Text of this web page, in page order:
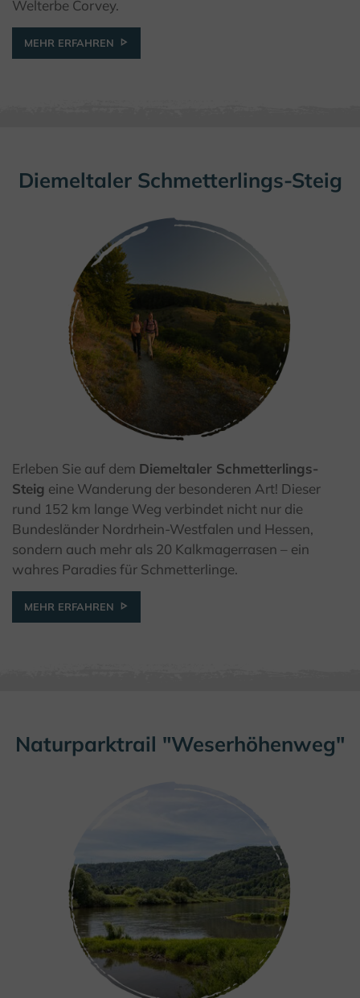
Welterbe Corvey.
MEHR ERFAHREN
Diemeltaler Schmetterlings-Steig
© LEADER Kreis Höxter / F. Grawe
Erleben Sie auf dem Diemeltaler Schmetterlings-
Steig eine Wanderung der besonderen Art! Dieser
rund 152 km lange Weg verbindet nicht nur die
Bundesländer Nordrhein-Westfalen und Hessen,
sondern auch mehr als 20 Kalkmagerrasen – ein
wahres Paradies für Schmetterlinge.
MEHR ERFAHREN
Naturparktrail "Weserhöhenweg"